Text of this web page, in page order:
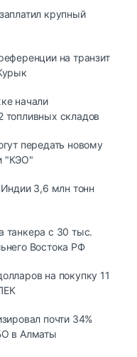
крупный
на транзит
начали
топливных складов
передать новому
"КЭО"
3,6 млн тонн
танкера с 30 тыс.
Востока РФ
на покупку 11
почти 34%
в Алматы